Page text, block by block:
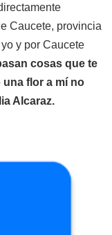
Caucete, provincia
y por Caucete
cosas que te
flor a mí no
Alcaraz.